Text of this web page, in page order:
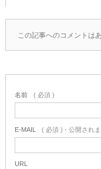
この記事へのコメントは
名前 ( 必須 )
E-MAIL ( 必須 ) - 公開され
URL